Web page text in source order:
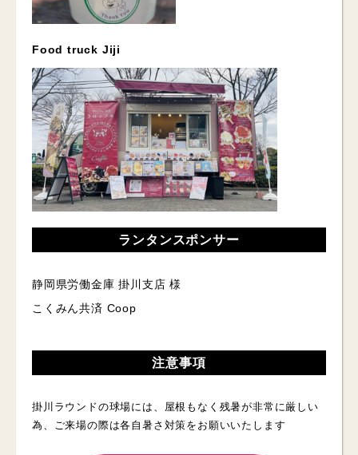
Food truck Jiji
ランタンスポンサー
静岡県労働金庫 掛川支店 様
こくみん共済 Coop
注意事項
掛川ラウンドの球場には、屋根もなく残暑が非常に厳しい
為、ご来場の際は各自暑さ対策をお願いいたします